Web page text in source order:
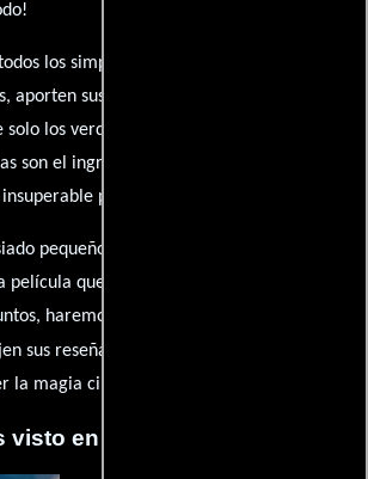
los simpatizantes del cine: contribuyan
aporten sus descubrimientos y compartan
los verdaderos fanáticos conocen. Sus
son el ingrediente secreto que hará de
para los amantes del celuloide.
pequeño ni opinión insignificante. ¿Algún
película que sueñas con ver reseñada?
haremos de esta comunidad el epicentro
sus reseña en la
la magia cinematográfica!
visto en Cineyseries.net